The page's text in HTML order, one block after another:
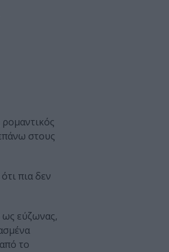
ρομαντικός
στους
πια δεν
ως εύζωνας,
το